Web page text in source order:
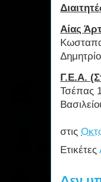
Αίας
Γ.Ε.Α.
Τσέπας
στις
Ετικέτες